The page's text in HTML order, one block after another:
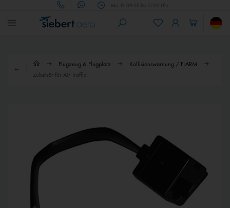
Mo.-Fr. 09:00 bis 17:00 Uhr
Flugzeug & Flugplatz
Kollisionswarnung / FLARM
Zubehör für Air Traffic